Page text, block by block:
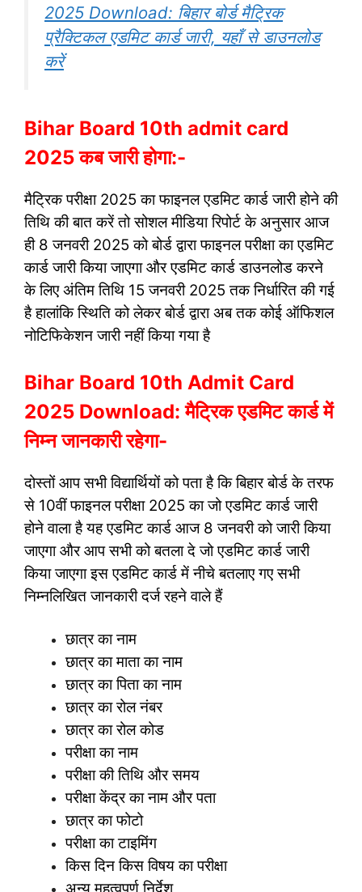
2025 Download: बिहार बोर्ड मैट्रिक
प्रैक्टिकल एडमिट कार्ड जारी, यहाँ से डाउनलोड
करें
Bihar Board 10th admit card
2025 कब जारी होगा:-
मैट्रिक परीक्षा 2025 का फाइनल एडमिट कार्ड जारी होने की
तिथि की बात करें तो सोशल मीडिया रिपोर्ट के अनुसार आज
ही 8 जनवरी 2025 को बोर्ड द्वारा फाइनल परीक्षा का एडमिट
कार्ड जारी किया जाएगा और एडमिट कार्ड डाउनलोड करने
के लिए अंतिम तिथि 15 जनवरी 2025 तक निर्धारित की गई
है हालांकि स्थिति को लेकर बोर्ड द्वारा अब तक कोई ऑफिशल
नोटिफिकेशन जारी नहीं किया गया है
Bihar Board 10th Admit Card
2025 Download: मैट्रिक एडमिट कार्ड में
निम्न जानकारी रहेगा-
दोस्तों आप सभी विद्यार्थियों को पता है कि बिहार बोर्ड के तरफ
से 10वीं फाइनल परीक्षा 2025 का जो एडमिट कार्ड जारी
होने वाला है यह एडमिट कार्ड आज 8 जनवरी को जारी किया
जाएगा और आप सभी को बतला दे जो एडमिट कार्ड जारी
किया जाएगा इस एडमिट कार्ड में नीचे बतलाए गए सभी
निम्नलिखित जानकारी दर्ज रहने वाले हैं
छात्र का नाम
छात्र का माता का नाम
छात्र का पिता का नाम
छात्र का रोल नंबर
छात्र का रोल कोड
परीक्षा का नाम
परीक्षा की तिथि और समय
परीक्षा केंद्र का नाम और पता
छात्र का फोटो
परीक्षा का टाइमिंग
किस दिन किस विषय का परीक्षा